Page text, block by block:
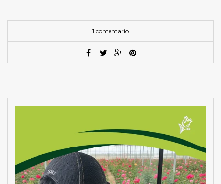
1 comentario